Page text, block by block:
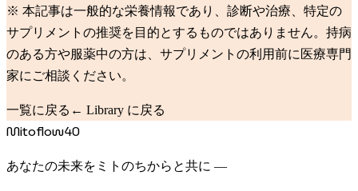
※ 本記事は一般的な栄養情報であり、診断や治療、特定の
サプリメントの推奨を目的とするものではありません。持病
のある方や服薬中の方は、サプリメントの利用前に医療専門
家にご相談ください。
一覧に戻る ← Library に戻る
Mitoflow40
あなたの未来をミトのちからと共に —